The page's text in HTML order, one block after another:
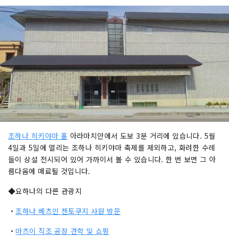
조하나 히키야마 홀 아라마치안에서 도보 3분 거리에 있습니다. 5월
4일과 5일에 열리는 조하나 히키야마 축제를 제외하고, 화려한 수레
들이 상설 전시되어 있어 가까이서 볼 수 있습니다. 한 번 보면 그 아
름다움에 매료될 것입니다.
◆요하나의 다른 관광지
・조하나 베츠인 젠토쿠지 사원 방문
・ 마츠이 직조 공장 견학 및 쇼핑